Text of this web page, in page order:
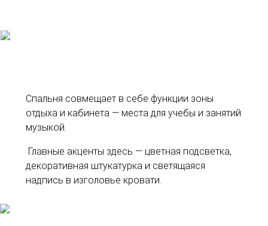
Спальня совмещает в себе функции зоны
отдыха и кабинета — места для учебы и занятий
музыкой.
Главные акценты здесь — цветная подсветка,
декоративная штукатурка и светящаяся
надпись в изголовье кровати.